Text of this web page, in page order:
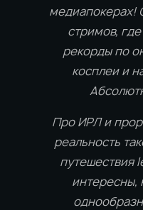
медиапокерах!
стримов,
рекорды по
косплеи и
Про ИРЛ и
реальность
путешествия
интересны,